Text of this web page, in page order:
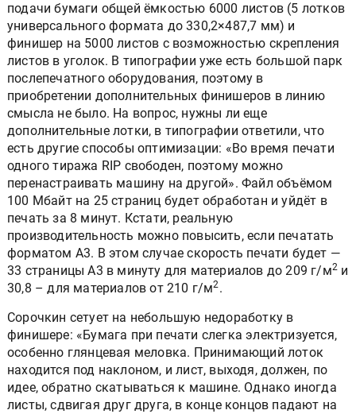
подачи бумаги общей ёмкостью 6000 листов (5 лотков
универсального формата до 330,2×487,7 мм) и
финишер на 5000 листов с возможностью скрепления
листов в уголок. В типографии уже есть большой парк
послепечатного оборудования, поэтому в
приобретении дополнительных финишеров в линию
смысла не было. На вопрос, нужны ли еще
дополнительные лотки, в типографии ответили, что
есть другие способы оптимизации: «Во время печати
одного тиража RIP свободен, поэтому можно
перенастраивать машину на другой». Файл объёмом
100 Мбайт на 25 страниц будет обработан и уйдёт в
печать за 8 минут. Кстати, реальную
производительность можно повысить, если печатать
форматом А3. В этом случае скорость печати будет —
33 страницы А3 в минуту для материалов до 209 г/м2 и
30,8 – для материалов от 210 г/м2.
Сорочкин сетует на небольшую недоработку в
финишере: «Бумага при печати слегка электризуется,
особенно глянцевая меловка. Принимающий лоток
находится под наклоном, и лист, выходя, должен, по
идее, обратно скатываться к машине. Однако иногда
листы, сдвигая друг друга, в конце концов падают на